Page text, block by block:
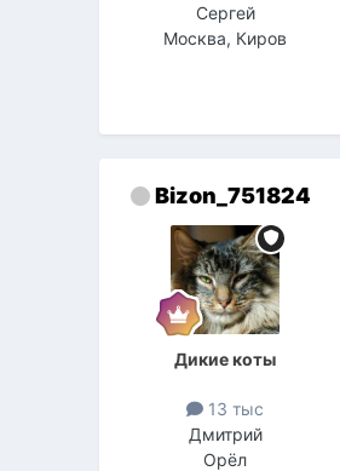
Сергей
Москва, Киров
Bizon_751824
Дикие коты
13 тыс
Дмитрий
Орёл